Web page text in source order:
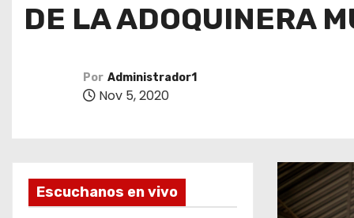
DE LA ADOQUINERA
Por Administrador1
Nov 5, 2020
Escuchanos en vivo